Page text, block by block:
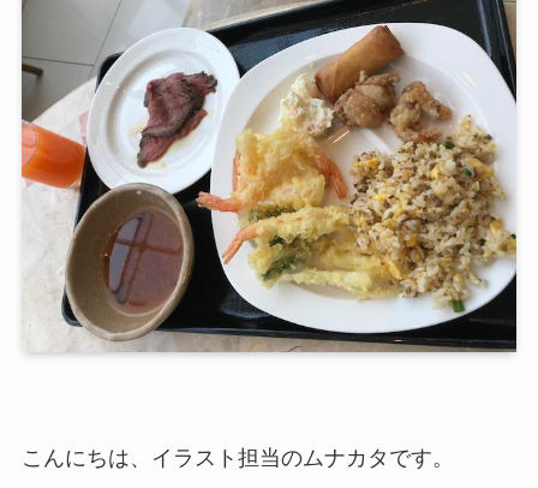
こんにちは、イラスト担当のムナカタです。